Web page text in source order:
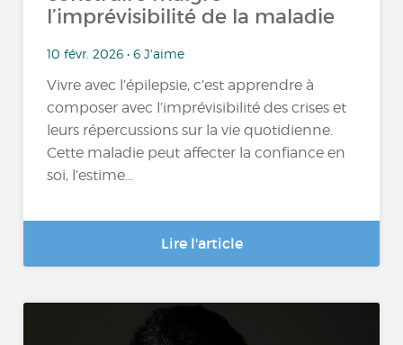
l’imprévisibilité de la maladie
10 févr. 2026 • 6 J'aime
Vivre avec l’épilepsie, c’est apprendre à
composer avec l’imprévisibilité des crises et
leurs répercussions sur la vie quotidienne.
Cette maladie peut affecter la confiance en
soi, l’estime...
Lire l'article